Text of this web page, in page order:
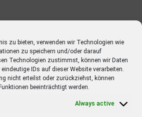
zu bieten, verwenden wir Technologien wie
zu speichern und/oder darauf
Technologien zustimmst, können wir Daten
IDs auf dieser Website verarbeiten.
nicht erteilst oder zurückziehst, können
beeinträchtigt werden.
Always active
EMPFOHLEN
4 years ago
Schöneberger Moderatorin
Sie Spaß?”